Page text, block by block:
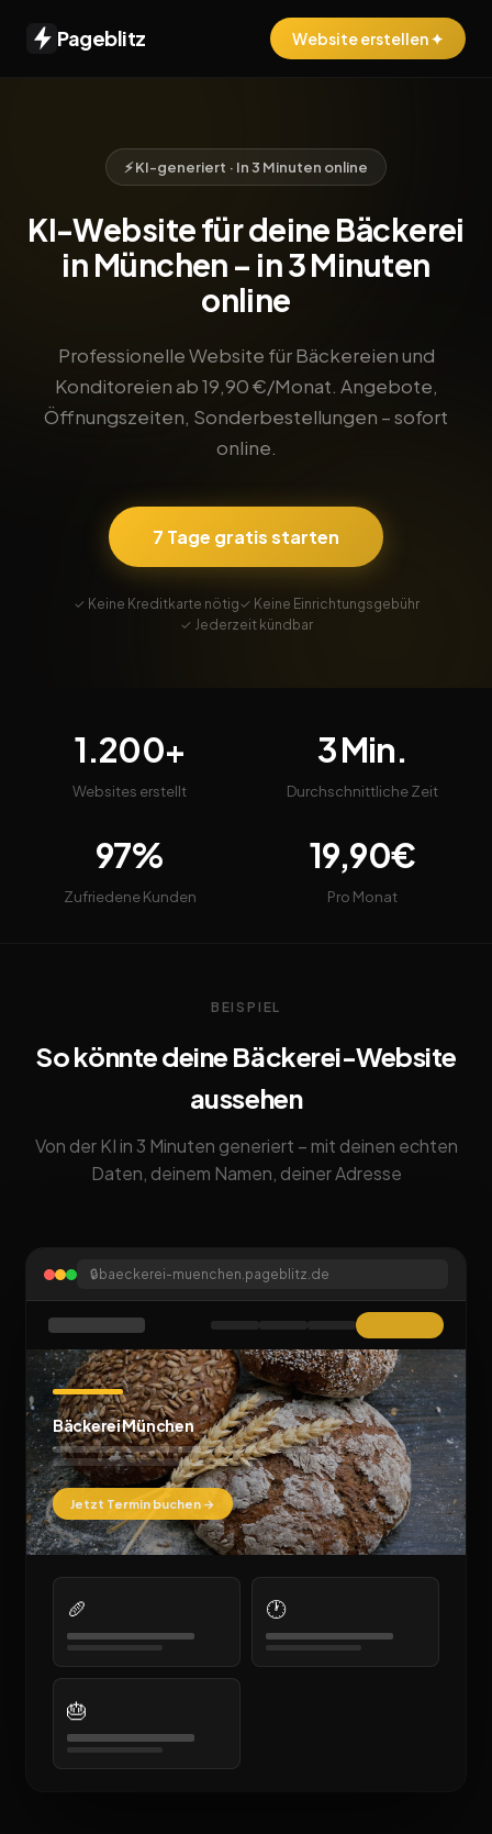
Pageblitz Website erstellen ✦
⚡ KI-generiert · In 3 Minuten online
KI-Website für deine Bäckerei
in München – in 3 Minuten
online
Professionelle Website für Bäckereien und
Konditoreien ab 19,90 €/Monat. Angebote,
Öffnungszeiten, Sonderbestellungen – sofort
online.
7 Tage gratis starten
✓ Keine Kreditkarte nötig✓ Keine Einrichtungsgebühr
✓ Jederzeit kündbar
1.200+
Websites erstellt
3 Min.
Durchschnittliche Zeit
97%
Zufriedene Kunden
19,90€
Pro Monat
BEISPIEL
So könnte deine Bäckerei-Website
aussehen
Von der KI in 3 Minuten generiert – mit deinen echten
Daten, deinem Namen, deiner Adresse
🔒 baeckerei-muenchen.pageblitz.de
Bäckerei München
Jetzt Termin buchen →
🥖 🕐
🎂